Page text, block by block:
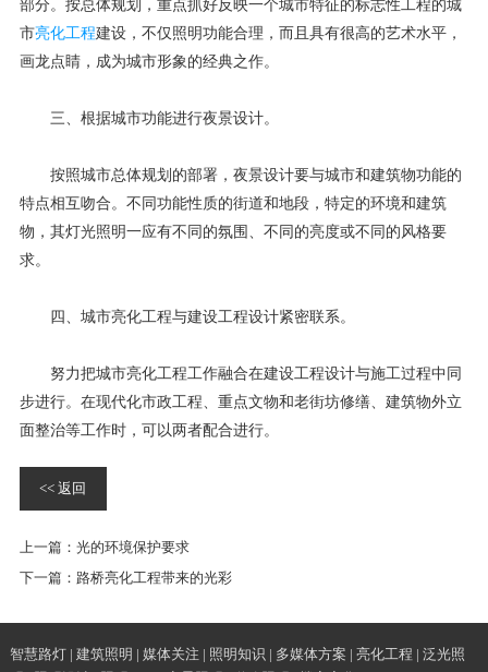
部分。按总体规划，重点抓好反映一个城市特征的标志性工程的城
市亮化工程建设，不仅照明功能合理，而且具有很高的艺术水平，
画龙点睛，成为城市形象的经典之作。
三、根据城市功能进行夜景设计。
按照城市总体规划的部署，夜景设计要与城市和建筑物功能的
特点相互吻合。不同功能性质的街道和地段，特定的环境和建筑
物，其灯光照明一应有不同的氛围、不同的亮度或不同的风格要
求。
四、城市亮化工程与建设工程设计紧密联系。
努力把城市亮化工程工作融合在建设工程设计与施工过程中同
步进行。在现代化市政工程、重点文物和老街坊修缮、建筑物外立
面整治等工作时，可以两者配合进行。
<< 返回
上一篇： 光的环境保护要求
下一篇： 路桥亮化工程带来的光彩
智慧路灯| 建筑照明 | 媒体关注 | 照明知识 | 多媒体方案 | 亮化工程 | 泛光照